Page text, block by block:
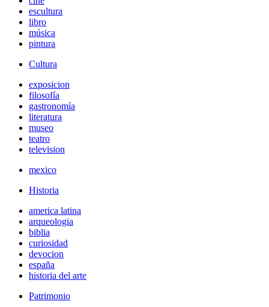
escultura
libro
música
pintura
Cultura
exposicion
filosofía
gastronomía
literatura
museo
teatro
television
mexico
Historia
america latina
arqueologia
biblia
curiosidad
devocion
españa
historia del arte
Patrimonio